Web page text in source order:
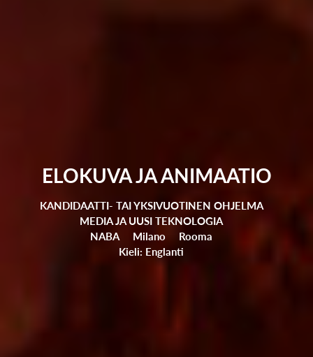
ELOKUVA JA ANIMAATIO
KANDIDAATTI- TAI YKSIVUOTINEN OHJELMA
MEDIA JA UUSI TEKNOLOGIA
NABA
Milano
Rooma
Kieli: Englanti